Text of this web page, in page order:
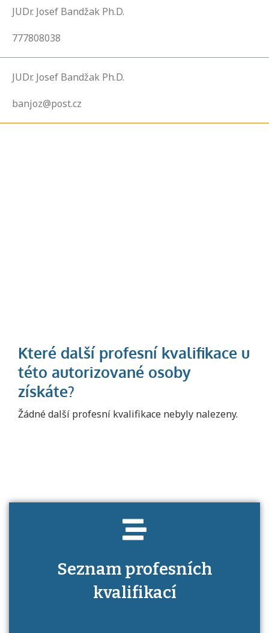
JUDr. Josef Bandžak Ph.D.
777808038
JUDr. Josef Bandžak Ph.D.
banjoz@post.cz
Žádné další profesní kvalifikace nebyly nalezeny.
Seznam profesních
kvalifikací
Projděte si seznam profesních kvalifikací.